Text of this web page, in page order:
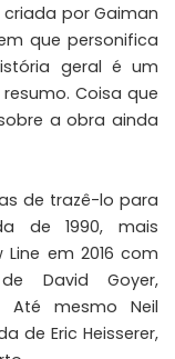
por Gaiman
que personifica
geral é um
Coisa que
a obra ainda
de trazê-lo para
de 1990, mais
em 2016 com
David Goyer,
Até mesmo Neil
de Eric Heisserer,